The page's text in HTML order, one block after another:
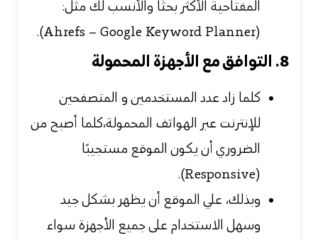
المفتاحية الأكثر بحثًا والأنسب لك مثل:
(Ahrefs – Google Keyword Planner).
8. التوافق مع الأجهزة المحمولة
كلما زاد عدد المستخدمين و المتصفحين
للإنترنت عبر الهواتف المحمولة،كلما أصبح من
الضروري أن يكون الموقع مستجيبًا
(Responsive).
وبذلك، علي الموقع أن يظهر بشكل جيد
وسهل الاستخدام على جميع الأجهزة سواء